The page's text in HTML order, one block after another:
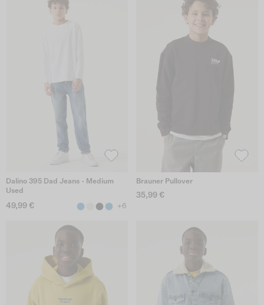
Dalino 395 Dad Jeans - Medium
Used
49,99 € +6
Brauner Pullover
35,99 €